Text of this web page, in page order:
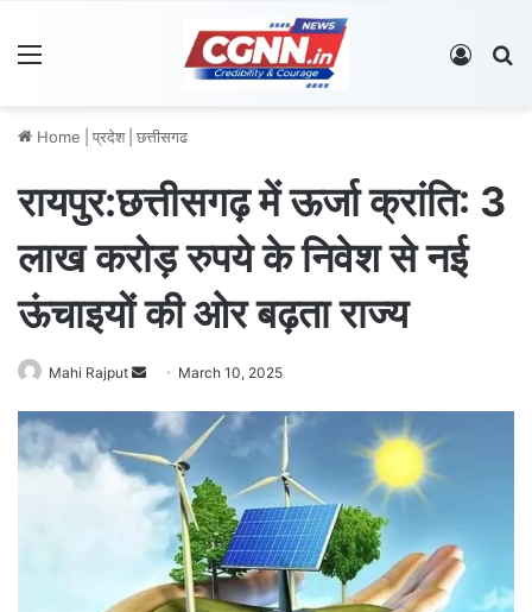
Log In
Home प्रदेश छत्तीसगढ
रायपुर:छत्तीसगढ़ में ऊर्जा क्रांति: 3
लाख करोड़ रुपये के निवेश से नई
ऊंचाइयों की ओर बढ़ता राज्य
Mahi Rajput
n
d
a
n
March 10, 2025